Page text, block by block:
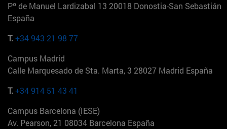
Pº de Manuel Lardizabal 13 20018 Donostia-San Sebastián
España
T.+34 943 21 98 77
Campus Madrid
Calle Marquesado de Sta. Marta, 3 28027 Madrid España
T.+34 914 51 43 41
Campus Barcelona (IESE)
Av. Pearson, 21 08034 Barcelona España